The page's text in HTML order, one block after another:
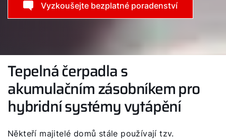
Vyzkoušejte bezplatné poradenství
Tepelná čerpadla s
akumulačním zásobníkem pro
hybridní systémy vytápění
Někteří majitelé domů stále používají tzv.